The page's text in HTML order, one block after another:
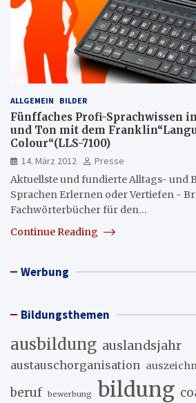
ALLGEMEIN BILDER
Fünffaches Profi-Sprachwissen
und Ton mit dem
Colour“(LLS-7100)
14. März 2012
Presse
Aktuellste und fundierte Alltags- und
Sprachen Erlernen oder Vertiefen -
Fachwörterbücher für den…
Continue Reading
Werbung
Bildungsthemen
ausbildung auslandsjahr
austauschorganisation
beruf bewerbung bildung